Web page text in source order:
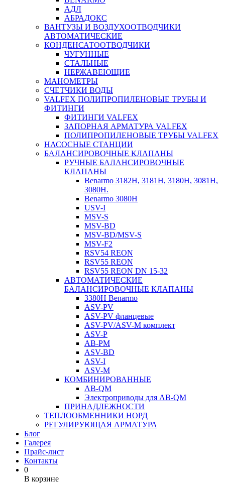
АДЛ
АБРАДОКС
ВАНТУЗЫ И ВОЗДУХООТВОДЧИКИ
АВТОМАТИЧЕСКИЕ
КОНДЕНСАТООТВОДЧИКИ
ЧУГУННЫЕ
СТАЛЬНЫЕ
НЕРЖАВЕЮЩИЕ
МАНОМЕТРЫ
СЧЕТЧИКИ ВОДЫ
VALFEX ПОЛИПРОПИЛЕНОВЫЕ ТРУБЫ И
ФИТИНГИ
ФИТИНГИ VALFEX
ЗАПОРНАЯ АРМАТУРА VALFEX
ПОЛИПРОПИЛЕНОВЫЕ ТРУБЫ VALFEX
НАСОСНЫЕ СТАНЦИИ
БАЛАНСИРОВОЧНЫЕ КЛАПАНЫ
РУЧНЫЕ БАЛАНСИРОВОЧНЫЕ
КЛАПАНЫ
Benarmo 3182H, 3181Н, 3180Н, 3081Н,
3080Н.
Benarmo 3080H
USV-I
MSV-S
MSV-BD
MSV-BD/MSV-S
MSV-F2
RSV54 REON
RSV55 REON
RSV55 REON DN 15-32
АВТОМАТИЧЕСКИЕ
БАЛАНСИРОВОЧНЫЕ КЛАПАНЫ
3380H Benarmo
ASV-PV
ASV-PV фланцевые
ASV-PV/ASV-M комплект
ASV-P
AB-PM
ASV-BD
ASV-I
ASV-M
КОМБИНИРОВАННЫЕ
AB-QM
Электроприводы для AB-QM
ПРИНАДЛЕЖНОСТИ
ТЕПЛООБМЕННИКИ НОРД
РЕГУЛИРУЮЩАЯ АРМАТУРА
Блог
Галерея
Прайс-лист
Контакты
0
В корзине